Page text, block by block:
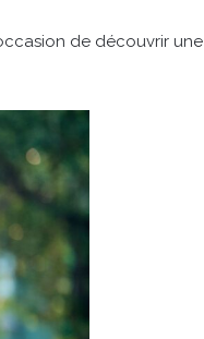
de découvrir une